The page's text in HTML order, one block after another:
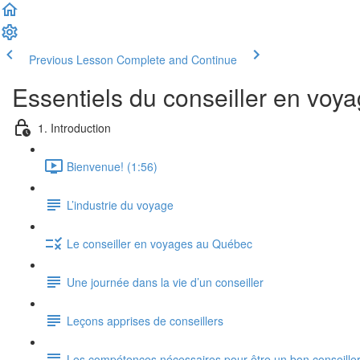
Previous Lesson Complete and Continue
Essentiels du conseiller en
1. Introduction
Bienvenue! (1:56)
L’industrie du voyage
Le conseiller en voyages au Québec
Une journée dans la vie d’un conseiller
Leçons apprises de conseillers